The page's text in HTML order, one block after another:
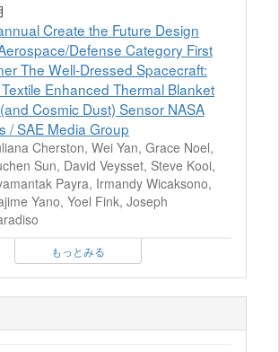
Create the Future Design
Defense Category First
The Well-Dressed Spacecraft:
Enhanced Thermal Blanket
Cosmic Dust) Sensor NASA
/ SAE Media Group
Cherston, Wei Yan, Grace Noel,
Sun, David Veysset, Steve Kooi,
Payra, Irmandy Wicaksono,
Yano, Yoel Fink, Joseph
もっとみる